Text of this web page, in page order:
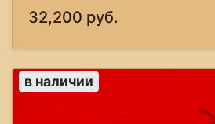
32,200 руб.
в наличии